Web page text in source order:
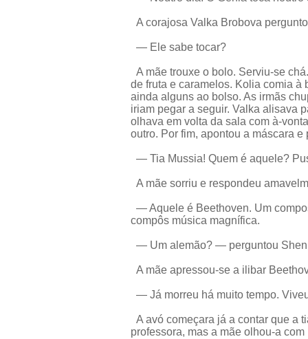
A corajosa Valka Brobova
— Ele sabe tocar?
A mãe trouxe o bolo. Serviu-se
de fruta e caramelos. Kolia comia à
ainda alguns ao bolso. As irmãs
iriam pegar a seguir. Valka alisava
olhava em volta da sala com à-
outro. Por fim, apontou a máscara e
— Tia Mussia! Quem é aquele?
A mãe sorriu e respondeu
— Aquele é Beethoven. Um
compôs música magnífica.
— Um alemão? — perguntou
A mãe apressou-se a ilibar
— Já morreu há muito tempo.
A avó começara já a contar que a
professora, mas a mãe olhou-a